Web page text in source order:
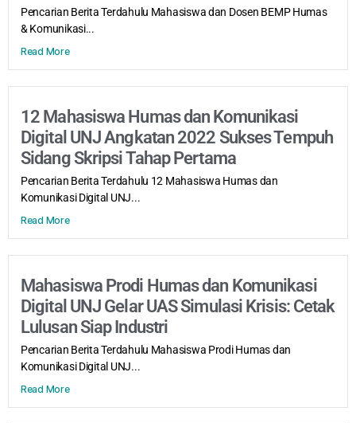
Pencarian Berita Terdahulu Mahasiswa dan Dosen BEMP Humas
& Komunikasi...
Read More
12 Mahasiswa Humas dan Komunikasi
Digital UNJ Angkatan 2022 Sukses Tempuh
Sidang Skripsi Tahap Pertama
Pencarian Berita Terdahulu 12 Mahasiswa Humas dan
Komunikasi Digital UNJ...
Read More
Mahasiswa Prodi Humas dan Komunikasi
Digital UNJ Gelar UAS Simulasi Krisis: Cetak
Lulusan Siap Industri
Pencarian Berita Terdahulu Mahasiswa Prodi Humas dan
Komunikasi Digital UNJ...
Read More